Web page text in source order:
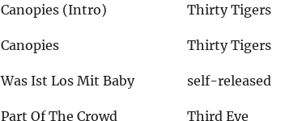
Canopies (Intro) Thirty Tigers
Canopies Thirty Tigers
Was Ist Los Mit Baby self-released
Part Of The Crowd
Third Eye